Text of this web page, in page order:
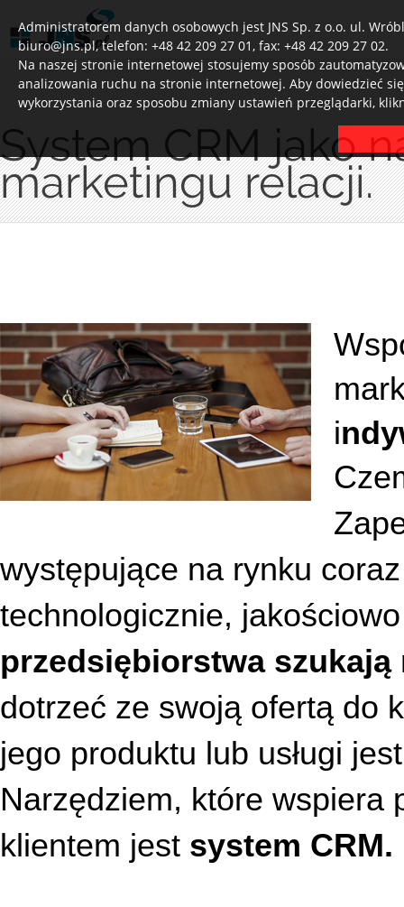
Administratorem danych osobowych jest JNS Sp. z o.o. ul.
biuro@jns.pl, telefon: +48 42 209 27 01, fax: +48 42 209 27 02.
Na naszej stronie internetowej stosujemy sposób
analizowania ruchu na stronie internetowej. Aby dowiedzieć
wykorzystania oraz sposobu zmiany ustawień przeglądarki,
System CRM jako
marketingu relacji.
i
występujące na rynku
przedsiębiorstwa szukają
dotrzeć ze swoją ofertą do
jego produktu lub usługi
Narzędziem, które wspiera
klientem jest system CRM.